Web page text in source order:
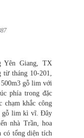
Yên Giang, TX
từ tháng 10-201,
500m3 gỗ lim với
phía trong đặc
chạm khắc công
gỗ lim kì vĩ. Đây
nhà Trần, hoa
có tổng diện tích